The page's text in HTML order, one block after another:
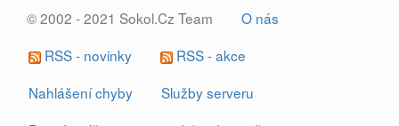
© 2002 - 2021 Sokol.Cz Team
O nás
RSS - novinky
RSS - akce
Nahlášení chyby
Služby serveru